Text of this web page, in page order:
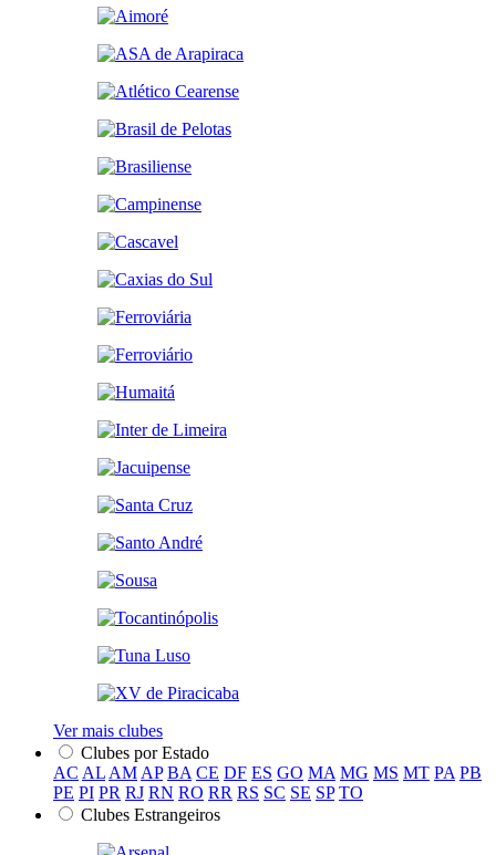
Ver mais clubes
Clubes por Estado
AC AL AM AP BA CE DF ES GO MA MG MS MT PA PB
PE PI PR RJ RN RO RR RS SC SE SP TO
Clubes Estrangeiros